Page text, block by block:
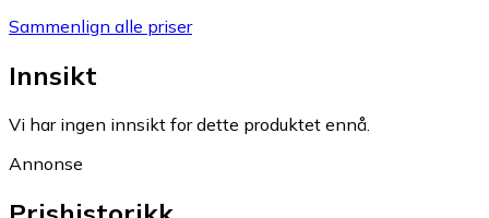
Sammenlign alle priser
Innsikt
Vi har ingen innsikt for dette produktet ennå.
Annonse